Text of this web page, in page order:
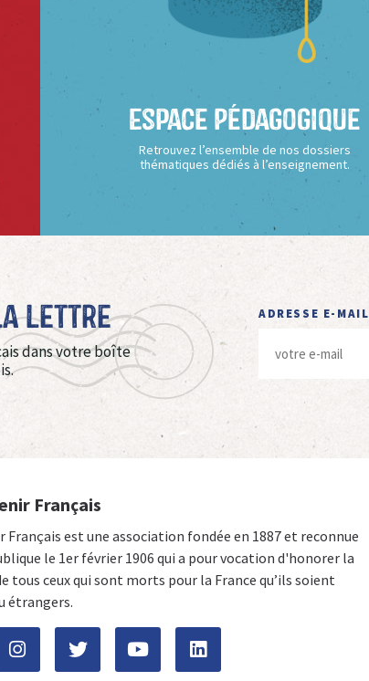
Espace Pédagogique
Retrouvez l’ensemble de nos dossiers
thématiques dédiés à l’enseignement.
Lettre
dans votre boîte
ADRESSE E-MAIL
Français
Français est une association fondée en 1887 et reconnue
le 1er février 1906 qui a pour vocation d'honorer la
tous ceux qui sont morts pour la France qu’ils soient
étrangers.